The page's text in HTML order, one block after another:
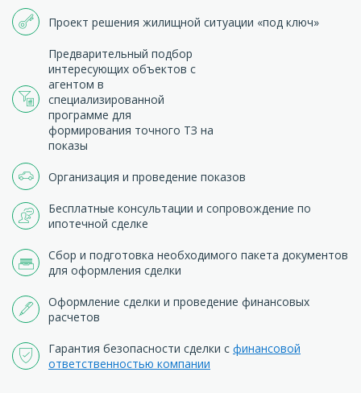
Проект решения жилищной ситуации «под ключ»
Предварительный подбор
интересующих объектов с
агентом в
специализированной
программе для
формирования точного ТЗ на
показы
Организация и проведение показов
Бесплатные консультации и сопровождение по
ипотечной сделке
Сбор и подготовка необходимого пакета документов
для оформления сделки
Оформление сделки и проведение финансовых
расчетов
Гарантия безопасности сделки с финансовой
ответственностью компании